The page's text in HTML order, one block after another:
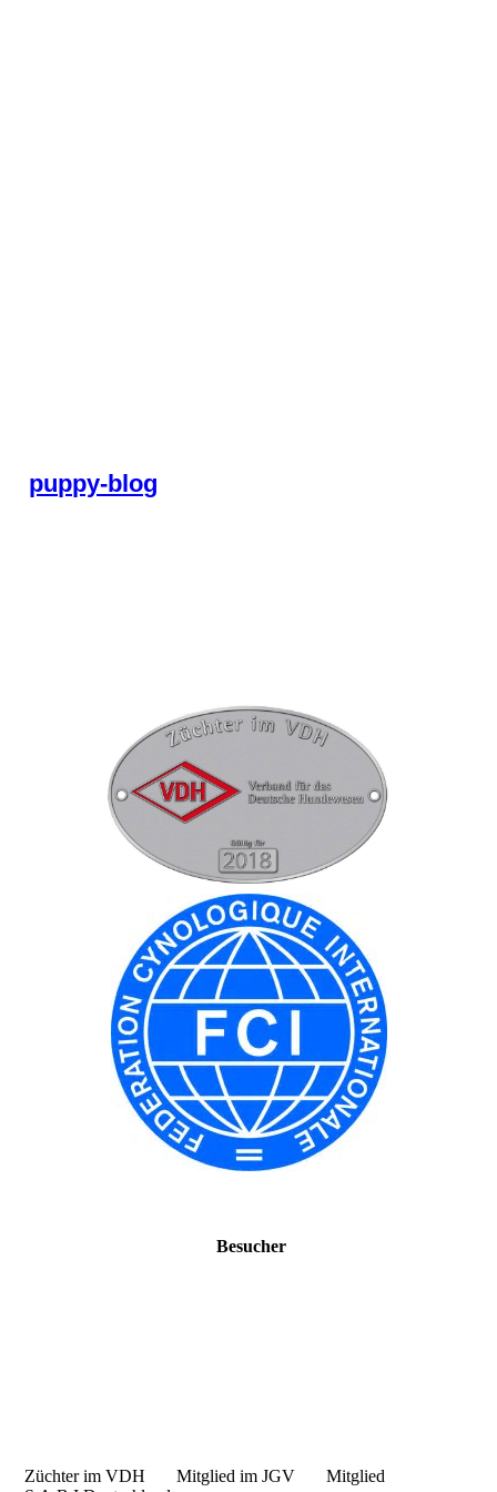
puppy-blog
Besucher
Züchter im VDH Mitglied im JGV Mitglied